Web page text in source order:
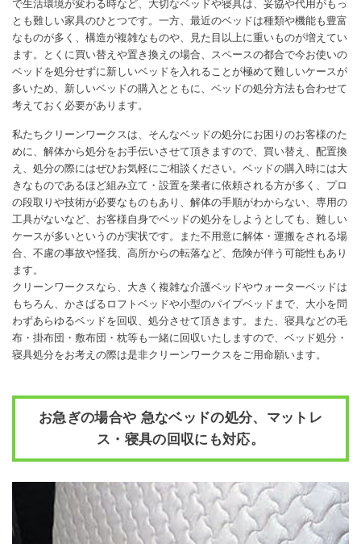
で生活環境が変わる時など、大切なベッドや寝具は、妥協や代用がもっ
とも難しい家具のひとつです。一方、最近のベッドは種類や機能も豊富
なものが多く、構造が複雑なものや、見た目以上に重いものが増えてい
ます。とくに買い替えや置き換えの場合、スペースの都合で今お使いの
ベッドを処分せずに新しいベッドを入れることが極めて難しいケースが
多いため、新しいベッドの購入とともに、ベッドの処分方法も合わせて
考えておく必要があります。
私たちクリーンワークスは、そんなベッドの処分にお困りのお客様のた
めに、解体から処分をお手伝いさせて頂きますので、買い替え、配置換
え、処分の際にはぜひお気軽にご相談ください。ベッドの購入時には大
きなものであるほど組み立て・設置を業者に依頼される方が多く、プロ
の段取りや技術が必要なものもあり、解体の手順がわからない、専用の
工具がないなど、お客様自身でベッドの処分をしようとしても、難しい
ケースが多いというのが実状です。また不用意に解体・運搬をされる場
合、不慮の事故や怪我、高所からの転落など、危険が伴う可能性もあり
ます。
クリーンワークスなら、大きく複雑な介護ベッドやウォーターベッドは
もちろん、かさばるロフトベッドや小型のパイプベッドまで、大小を問
わずあらゆるベッドを回収、処分させて頂きます。また、寝具などの毛
布・掛布団・敷布団・枕等も一緒に回収いたしますので、ベッド処分・
寝具処分をお考えの際は是非クリーンワークスをご用命願います。
お急ぎの場合や 急なベッドの処分、マットレ
ス・寝具の回収にも対応。